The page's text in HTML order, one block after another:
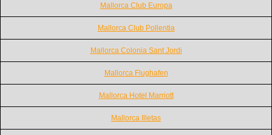
Mallorca Club Europa
Mallorca Club Pollentia
Mallorca Colonia Sant Jordi
Mallorca Flughafen
Mallorca Hotel Marriott
Mallorca Illetas